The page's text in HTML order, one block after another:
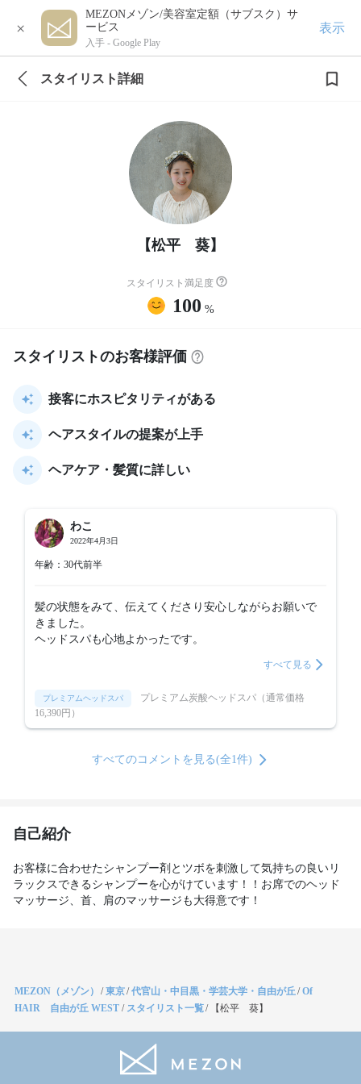
×
MEZONメゾン/美容室定額（サブスク）サ
ービス
入手 - Google Play
表示
スタイリスト詳細
【松平 葵】
スタイリスト満足度
100 %
スタイリストのお客様評価
接客にホスピタリティがある
ヘアスタイルの提案が上手
ヘアケア・髪質に詳しい
わこ
2022年4月3日
年齢：30代前半
髪の状態をみて、伝えてくださり安心しながらお願いで
きました。
ヘッドスパも心地よかったです。
すべて見る
プレミアムヘッドスパ
16,390円）
すべてのコメントを見る(全1件)
自己紹介
お客様に合わせたシャンプー剤とツボを刺激して気持ちの良いリ
ラックスできるシャンプーを心がけています！！お席でのヘッド
マッサージ、首、肩のマッサージも大得意です！
MEZON（メゾン） /東京/代官山・中目黒・学芸大学・自由が丘/Of
HAIR 自由が丘 WEST / スタイリスト一覧/ 【松平 葵】